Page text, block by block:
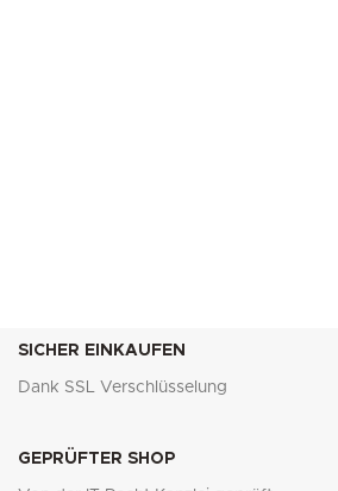
SICHER EINKAUFEN
Dank SSL Verschlüsselung
GEPRÜFTER SHOP